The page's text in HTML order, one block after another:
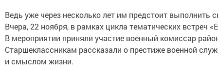
Ведь уже через несколько лет им предстоит выполнить
Вчера, 22 ноября, в рамках цикла тематических
В мероприятии приняли участие военный комиссар
Старшеклассникам рассказали о престиже военной
и смыслом жизни.